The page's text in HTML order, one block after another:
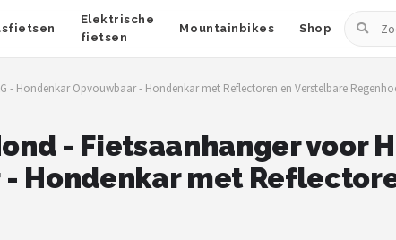
Elektrische
fietsen
Mountainbikes Shop
Zoeken
Hondenkar Opvouwbaar - Hondenkar met Reflectoren en Verstelbare
- Fietsaanhanger voor
Hondenkar met